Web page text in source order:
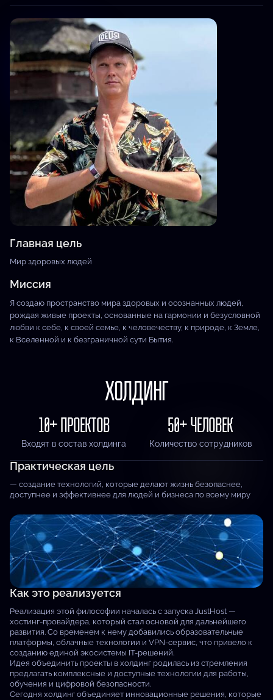
Главная цель
Мир здоровых людей
Миссия
Я создаю пространство мира здоровых и осознанных людей,
рождая живые проекты, основанные на гармонии и безусловной
любви к себе, к своей семье, к человечеству, к природе, к Земле,
к Вселенной и к безграничной сути Бытия.
ХОЛДИНГ
10+ ПРОЕКТОВ
Входят в состав холдинга
50+ ЧЕЛОВЕК
Количество сотрудников
Практическая цель
— создание технологий, которые делают жизнь безопаснее,
доступнее и эффективнее для людей и бизнеса по всему миру
Как это реализуется
Реализация этой философии началась с запуска JustHost —
хостинг-провайдера, который стал основой для дальнейшего
развития. Со временем к нему добавились образовательные
платформы, облачные технологии и VPN-сервис, что привело к
созданию единой экосистемы IT-решений.
Идея объединить проекты в холдинг родилась из стремления
предлагать комплексные и доступные технологии для работы,
обучения и цифровой безопасности.
Сегодня холдинг объединяет инновационные решения, которые